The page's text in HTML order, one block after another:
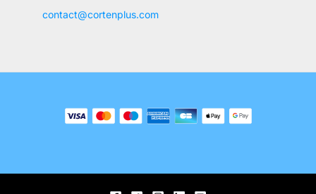
contact@cortenplus.com